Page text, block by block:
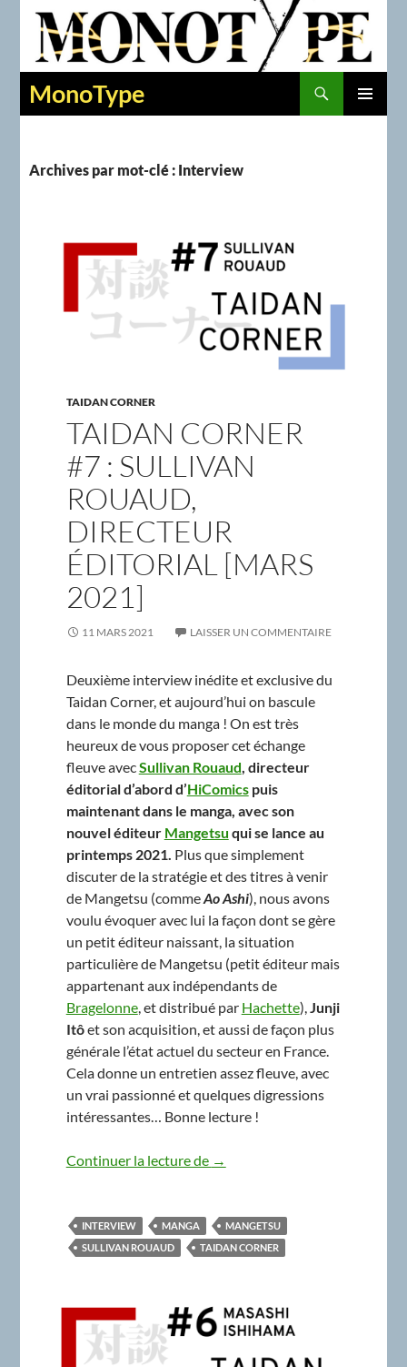
MonoType
Recherche
Archives par mot-clé : Interview
TAIDAN CORNER
TAIDAN CORNER
#7 : SULLIVAN
ROUAUD,
DIRECTEUR
ÉDITORIAL [MARS
2021]
11 MARS 2021 LAISSER UN COMMENTAIRE
Deuxième interview inédite et exclusive du
Taidan Corner, et aujourd’hui on bascule
dans le monde du manga ! On est très
heureux de vous proposer cet échange
fleuve avecSullivan Rouaud, directeur
éditorial d’abord d’HiComicspuis
maintenant dans le manga, avec son
nouvel éditeur Mangetsu qui se lance au
printemps 2021. Plus que simplement
discuter de la stratégie et des titres à venir
de Mangetsu (commeAo Ashi), nous avons
voulu évoquer avec lui la façon dont se gère
un petit éditeur naissant, la situation
particulière de Mangetsu (petit éditeur mais
appartenant aux indépendants de
Bragelonne, et distribué par Hachette),Junji
Itôet son acquisition, et aussi de façon plus
générale l’état actuel du secteur en France.
Cela donne un entretien assez fleuve, avec
un vrai passionné et quelques digressions
intéressantes… Bonne lecture !
Continuer la lecture de Taidan Corner #7 : Sullivan
→
INTERVIEW MANGA
MANGETSU
SULLIVAN ROUAUD
TAIDAN CORNER